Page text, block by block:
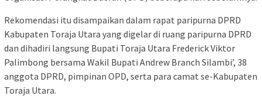
Rekomendasi itu disampaikan dalam rapat paripurna DPRD
Kabupaten Toraja Utara yang digelar di ruang paripurna DPRD
dan dihadiri langsung Bupati Toraja Utara Frederick Viktor
Palimbong bersama Wakil Bupati Andrew Branch Silambi’, 38
anggota DPRD, pimpinan OPD, serta para camat se-Kabupaten
Toraja Utara.